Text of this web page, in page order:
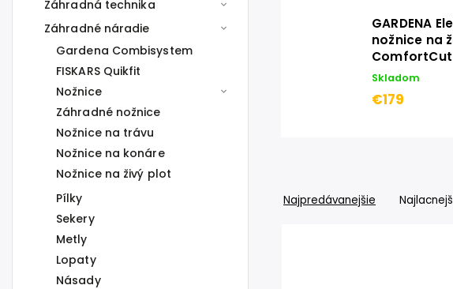
Záhradná technika
Záhradné náradie
Gardena Combisystem
FISKARS Quikfit
Nožnice
Záhradné nožnice
Nožnice na trávu
Nožnice na konáre
Nožnice na živý plot
Pílky
Sekery
Metly
Lopaty
Násady
GARDENA
nožnice na
Skladom
€179
Najpredávanejšie